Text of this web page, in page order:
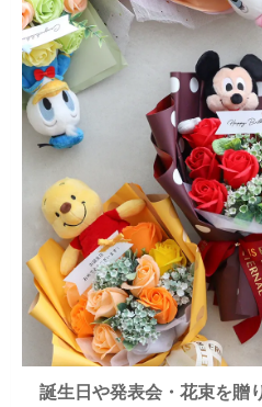
誕生日や発表会・花束を贈